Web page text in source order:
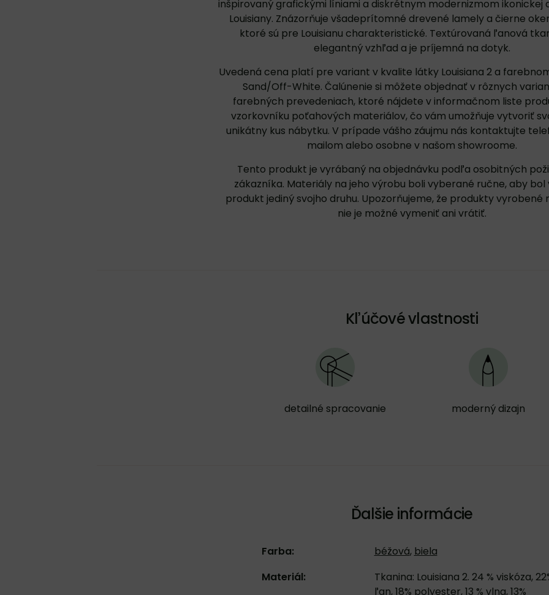
inšpirovaný grafickými líniami a diskrétnym modernizmom ikonickej
Louisiany. Znázorňuje všadeprítomné drevené lamely a čierne
ktoré sú pre Louisianu charakteristické. Textúrovaná ľanová
elegantný vzhľad a je príjemná na dotyk.
Uvedená cena platí pre variant v kvalite látky Louisiana 2 a
Sand/Off-White. Čalúnenie si môžete objednať v rôznych
farebných prevedeniach, ktoré nájdete vinformačnom liste
vzorkovníku poťahových materiálov, čo vám umožňuje vytvoriť
unikátny kus nábytku. V prípade vášho záujmu nás kontaktujte
mailom alebo osobne v našom showroome.
Tento produkt je vyrábaný na objednávku podľa osobitných
zákazníka. Materiály na jeho výrobu boli vyberané ručne, aby bol
produkt jediný svojho druhu. Upozorňujeme, že produkty vyrobené
nie je možné vymeniť ani vrátiť.
Kľúčové vlastnosti
detailné spracovanie moderný dizajn
Ďalšie informácie
Farba: béžová, biela
Materiál:
Tkanina: Louisiana 2. 24 % viskóza,
ľan, 18% polyester, 13 % vlna, 13%